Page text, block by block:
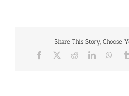
Share This Story, Choose
Facebook RedditLinkedIn